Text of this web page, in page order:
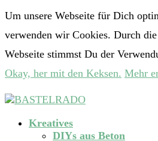
Um unsere Webseite für Dich
verwenden wir Cookies. Durch
Webseite stimmst Du der
Okay, her mit den Keksen. Mehr
Kreatives
DIYs aus Beton